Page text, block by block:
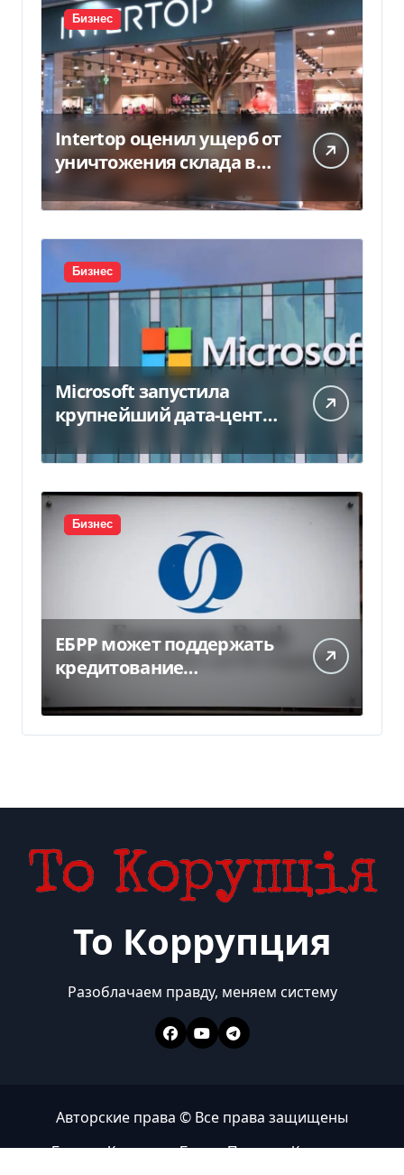
Бизнес
Intertop оценил ущерб от
уничтожения склада в
Бизнес
Microsoft запустила
крупнейший дата-центр
миллиарда
Бизнес
ЕБРР может поддержать
кредитование
300 млн евро — Delo.ua
То Коррупция
Разоблачаем правду, меняем систему
Авторские права © Все права защищены
ГлавнаяКоррупцияБизнесПолитикаКонтакты